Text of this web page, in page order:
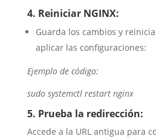
4. Reiniciar NGINX:
Guarda los cambios y
aplicar las configuraciones:
Ejemplo de código:
sudo systemctl restart nginx
5. Prueba la redirección:
Accede a la URL antigua para